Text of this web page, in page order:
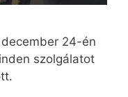
24-én
szolgálatot